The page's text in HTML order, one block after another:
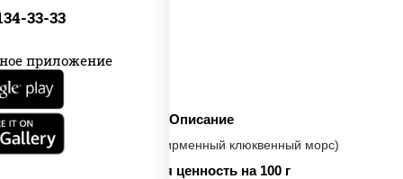
33-33
приложение
Описание
(Натуральный, фирменный клюквенный морс)
Пищевая ценность на 100 г